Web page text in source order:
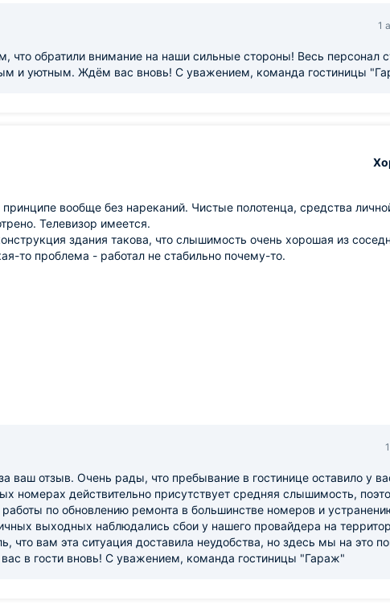
1
что обратили внимание на наши сильные стороны! Весь персонал
и уютным. Ждём вас вновь! С уважением, команда гостиницы
вообще без нареканий. Чистые полотенца, средства
Телевизор имеется.
здания такова, что слышимость очень хорошая из
то проблема - работал не стабильно почему-то.
ваш отзыв. Очень рады, что пребывание в гостинице оставило у
номерах действительно присутствует средняя слышимость,
по обновлению ремонта в большинстве номеров и
выходных наблюдались сбои у нашего провайдера на
что вам эта ситуация доставила неудобства, но здесь мы на это
в гости вновь! С уважением, команда гостиницы "Гараж"